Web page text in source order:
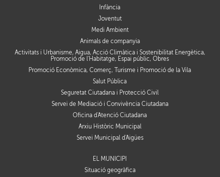
Infància
Joventut
Medi Ambient
Animals de companyia
Activitats i Urbanisme, Aigua, Acció Climàtica i Sostenibilitat Energètica,
Promoció de l'Habitatge, Espai públic, Obres
Promoció Econòmica, Comerç, Turisme i Promoció de la Vila
Salut Pública
Seguretat Ciutadana i Protecció Civil
Servei de Mediació i Convivència Ciutadana
Oficina d'Atenció Ciutadana
Arxiu Històric Municipal
Servei Municipal d'Aigües
EL MUNICIPI
Situació geogràfica